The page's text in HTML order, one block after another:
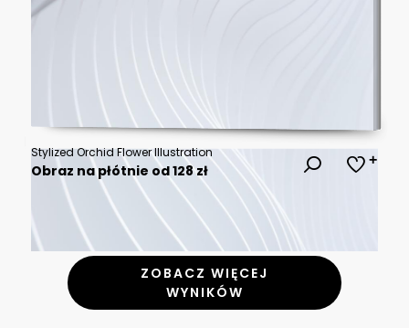
Stylized Orchid Flower Illustration
Obraz na płótnie od 128 zł
ZOBACZ WIĘCEJ
WYNIKÓW